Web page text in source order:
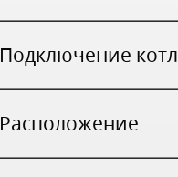
Подключение
Расположение